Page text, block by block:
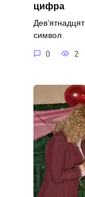
цифра
символ
0 2